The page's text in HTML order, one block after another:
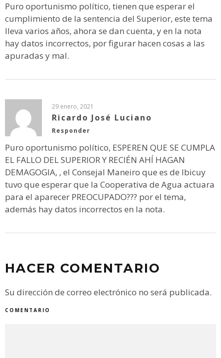
Puro oportunismo político, tienen que esperar el
cumplimiento de la sentencia del Superior, este tema
lleva varios años, ahora se dan cuenta, y en la nota
hay datos incorrectos, por figurar hacen cosas a las
apuradas y mal.
29 enero, 2021
Ricardo José Luciano
Responder
Puro oportunismo político, ESPEREN QUE SE CUMPLA
EL FALLO DEL SUPERIOR Y RECIÉN AHÍ HAGAN
DEMAGOGIA, , el Consejal Maneiro que es de Ibicuy
tuvo que esperar que la Cooperativa de Agua actuara
para el aparecer PREOCUPADO??? por el tema,
además hay datos incorrectos en la nota.
HACER COMENTARIO
Su dirección de correo electrónico no será publicada.
COMENTARIO